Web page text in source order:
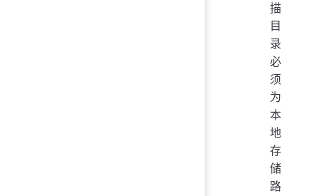
描
目
录
必
须
为
本
地
存
储
路